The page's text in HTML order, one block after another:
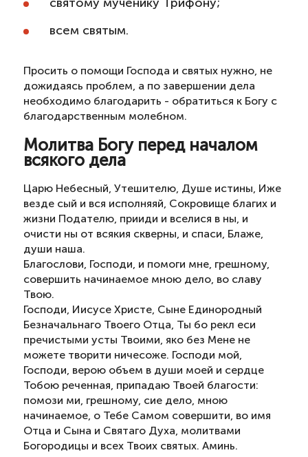
всем святым.
Просить о помощи Господа и святых нужно, не
дожидаясь проблем, а по завершении дела
необходимо благодарить - обратиться к Богу с
благодарственным молебном.
Молитва Богу перед началом
всякого дела
Царю Небесный, Утешителю, Душе истины, Иже
везде сый и вся исполняяй, Сокровище благих и
жизни Подателю, прииди и вселися в ны, и
очисти ны от всякия скверны, и спаси, Блаже,
души наша.
Благослови, Господи, и помоги мне, грешному,
совершить начинаемое мною дело, во славу
Твою.
Господи, Иисусе Христе, Сыне Единородный
Безначальнаго Твоего Отца, Ты бо рекл еси
пречистыми усты Твоими, яко без Мене не
можете творити ничесоже. Господи мой,
Господи, верою объем в души моей и сердце
Тобою реченная, припадаю Твоей благости:
помози ми, грешному, сие дело, мною
начинаемое, о Тебе Самом совершити, во имя
Отца и Сына и Святаго Духа, молитвами
Богородицы и всех Твоих святых. Аминь.